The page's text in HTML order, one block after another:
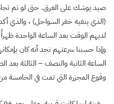
صيد يوشك على الغرق. حتى لو تم
(الذي ينفيه خفر السواحل) ، والذي
لديهم الوقت بعد الساعة الواحدة
وإذا حسبنا سرعتهم نجد أنه كان
الساعة الثانية والنصف – الثالثة
وقوع المجزرة التي تمت في الخامسة من مساء